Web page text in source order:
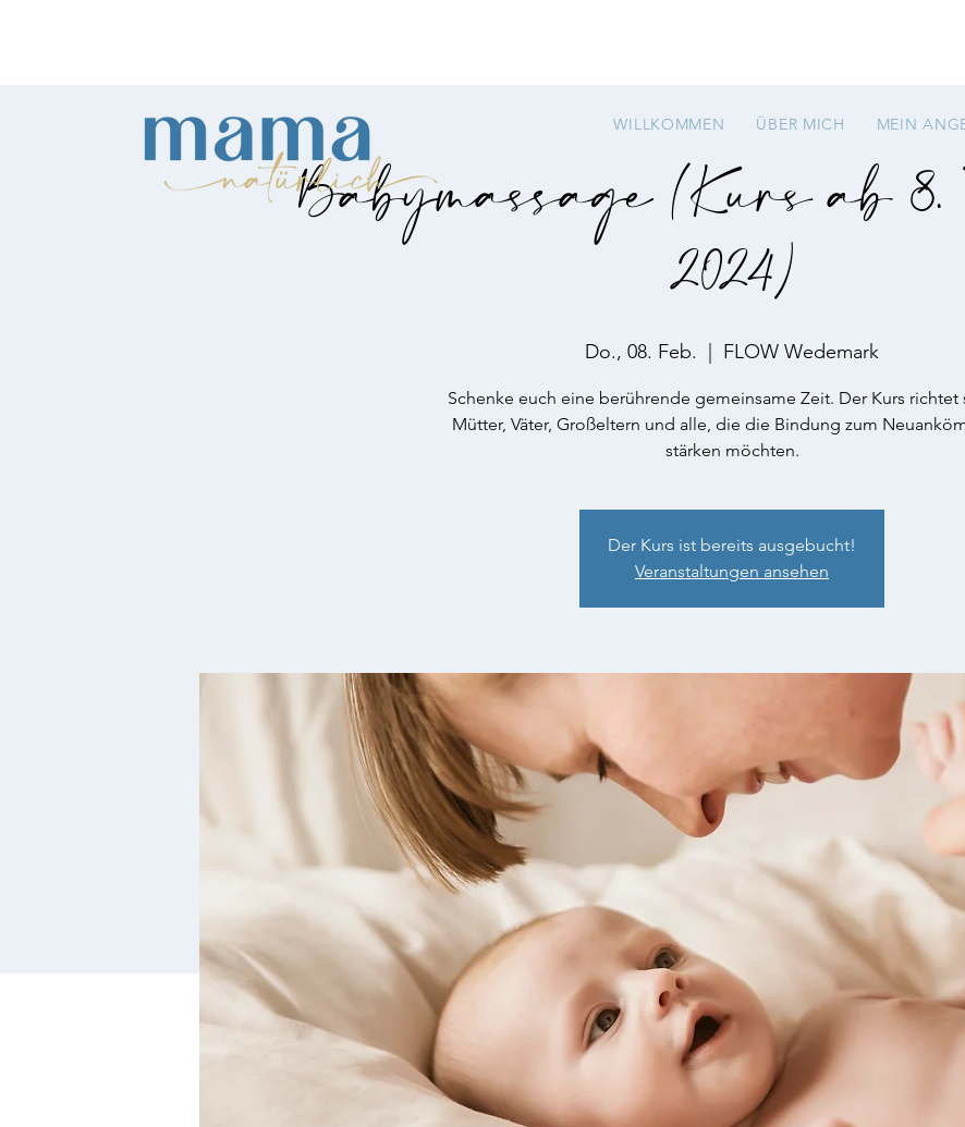
WILLKOMMEN ÜBER MICH MEIN
Babymassage (Kurs ab
2024)
Do., 08. Feb. FLOW Wedemark
Schenke euch eine berührende gemeinsame Zeit. Der Kurs richtet
Mütter, Väter, Großeltern und alle, die die Bindung zum
stärken möchten.
Der Kurs ist bereits ausgebucht!
Veranstaltungen ansehen